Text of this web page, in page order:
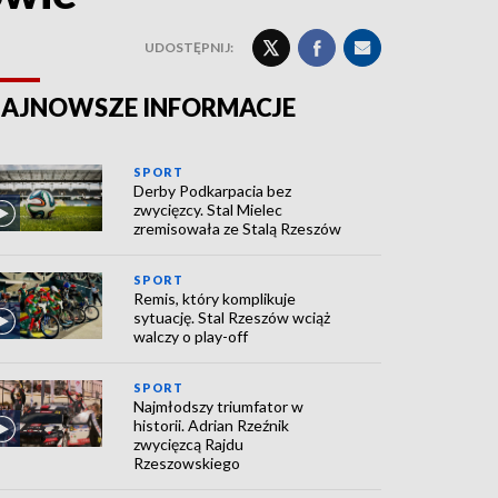
UDOSTĘPNIJ:
INFORMACJE
SPORT
Derby Podkarpacia bez
zwycięzcy. Stal Mielec
zremisowała ze Stalą Rzeszów
SPORT
Remis, który komplikuje
sytuację. Stal Rzeszów wciąż
walczy o play-off
SPORT
Najmłodszy triumfator w
historii. Adrian Rzeźnik
zwycięzcą Rajdu
Rzeszowskiego